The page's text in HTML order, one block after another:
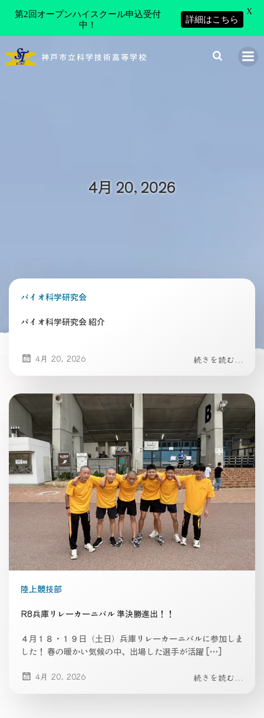
ン
神戸市立科学技術高等学校
4月 20, 2026
バイオ科学研究会
バイオ科学研究会 紹介
4月 20, 2026 続きを読む...
陸上競技部
R8兵庫リレーカーニバル 準決勝進出！！
４月１８・１９日（土日）兵庫リレーカーニバルに参加しま
した！ 春の暖かい気候の中、出場した選手が活躍 […]
4月 20, 2026 続きを読む...
第2回オープンハイスクール申込受付
中！
詳細はこちら
X